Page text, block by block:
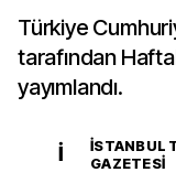
Türkiye
tarafından
yayımlandı.
İ
İSTANBUL
GAZETESI